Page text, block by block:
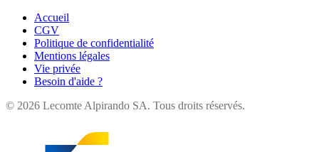
Accueil
CGV
Politique de confidentialité
Mentions légales
Vie privée
Besoin d'aide ?
© 2026 Lecomte Alpirando SA. Tous droits réservés.